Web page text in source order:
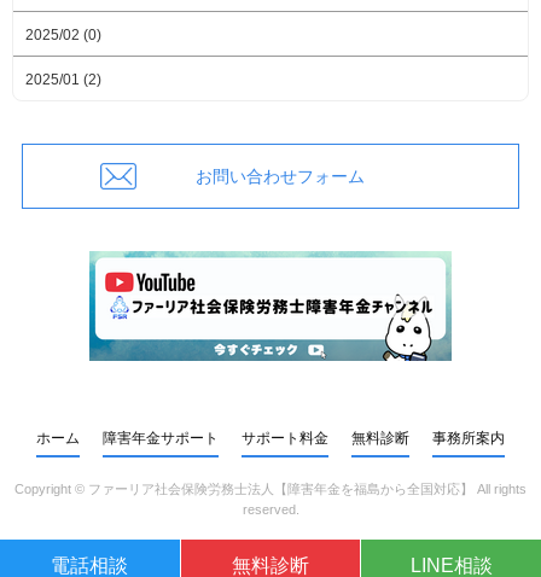
電話相談 無料診断 LINE相談
2025/02 (0)
2025/01 (2)
お問い合わせフォーム
ホーム 障害年金サポート サポート料金 無料診断 事務所案内
Copyright © ファーリア社会保険労務士法人【障害年金を福島から全国対応】
All rights
reserved.